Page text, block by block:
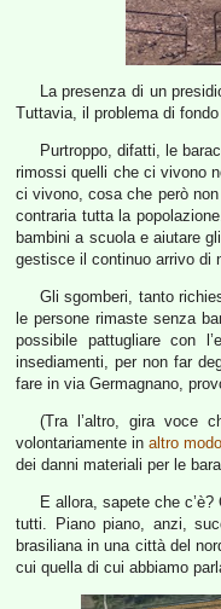
La presenza di un
Tuttavia, il problema di
Purtroppo, difatti, le
rimossi quelli che ci vivono
ci vivono, cosa che però
contraria tutta la
bambini a scuola e aiutare
gestisce il continuo arrivo di
Gli sgomberi, tanto
le persone rimaste senza
possibile pattugliare con
insediamenti, per non far
fare in via Germagnano,
(Tra l’altro, gira voce
volontariamente inaltro modo
dei danni materiali per le
E allora, sapete che
tutti. Piano piano, anzi,
brasiliana in una città del
cui quella di cui abbiamo